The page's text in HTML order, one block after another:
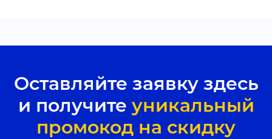
Оставляйте заявку здесь
и получите уникальный
промокод на скидку